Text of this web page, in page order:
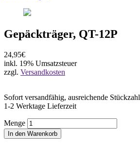
Gepäckträger, QT-12P
24,95€
inkl. 19% Umsatzsteuer
zzgl. Versandkosten
Sofort versandfähig, ausreichende Stückzahl
1-2 Werktage Lieferzeit
Menge
In den Warenkorb